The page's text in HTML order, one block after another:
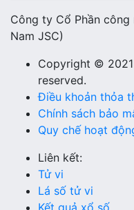
Công ty Cổ Phần công
Nam JSC)
Copyright ©
reserved.
Điều khoản thỏa
Chính sách bảo
Quy chế hoạt
Liên kết:
Tử vi
Lá số tử vi